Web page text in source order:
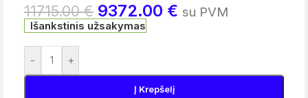
11715.00€ 9372.00 € su PVM
Išankstinis užsakymas
- +
Į Krepšelį